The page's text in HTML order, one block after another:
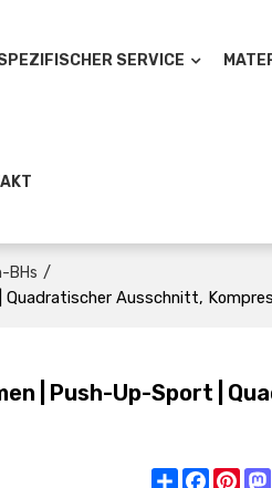
SERVICE
BHs /
Ausschnitt,
| Push-Up-Sport |
Share